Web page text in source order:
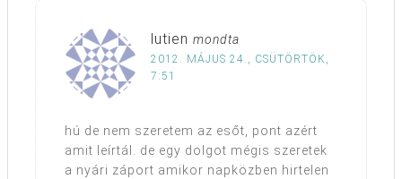
lutien mondta
2012. MÁJUS 24., CSÜTÖRTÖK,
7:51
hú de nem szeretem az esőt, pont azért
amit leírtál. de egy dolgot mégis szeretek
a nyári záport amikor napközben hirtelen